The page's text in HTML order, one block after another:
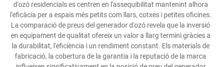
d'ozó residencials es centren en l'assequibilitat mantenint alhora
l'eficàcia per a espais més petits com llars, cotxes i petites oficines.
La comparació de preus del generador d'ozó revela que la inversió
en equipament de qualitat ofereix un valor a llarg termini gràcies a
la durabilitat, l'eficiència i un rendiment constant. Els materials de
fabricació, la cobertura de la garantia i la reputació de la marca